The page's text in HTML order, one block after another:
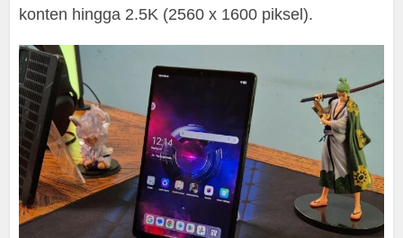
konten hingga 2.5K (2560 x 1600 piksel).